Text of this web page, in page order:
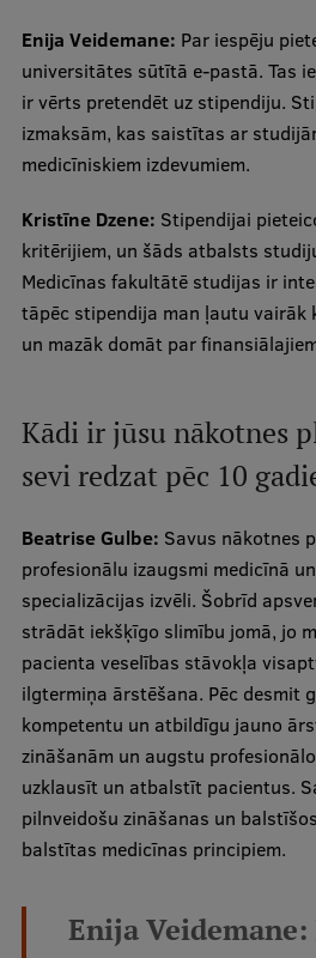
Enija Veidemane: Par iespēju
universitātes sūtītā e-pastā. Tas
ir vērts pretendēt uz stipendiju.
izmaksām, kas saistītas ar
medicīniskiem izdevumiem.
Kristīne Dzene: Stipendijai
kritērijiem, un šāds atbalsts
Medicīnas fakultātē studijas ir
tāpēc stipendija man ļautu vairāk
un mazāk domāt par
Kādi ir jūsu nākotnes
sevi redzat pēc 10
Beatrise Gulbe: Savus nākotnes
profesionālu izaugsmi medicīnā
specializācijas izvēli. Šobrīd
strādāt iekšķīgo slimību jomā, jo
pacienta veselības stāvokļa
ilgtermiņa ārstēšana. Pēc desmit
kompetentu un atbildīgu jauno
zināšanām un augstu
uzklausīt un atbalstīt pacientus.
pilnveidošu zināšanas un
balstītas medicīnas principiem.
Enija Veidemane: